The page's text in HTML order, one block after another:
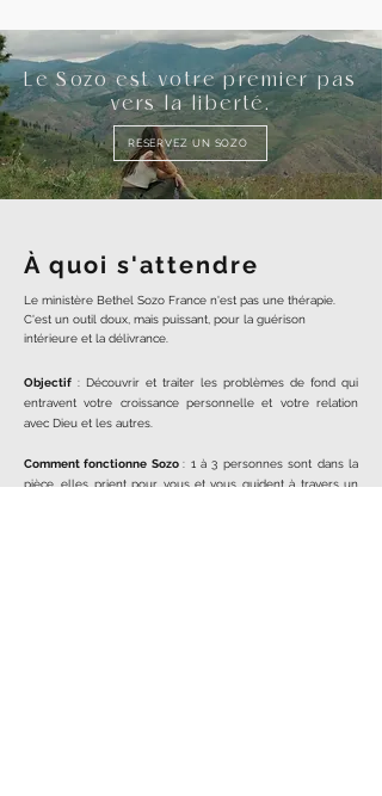
Le Sozo est votre premier pas
vers la liberté.
RESERVEZ UN SOZO
À quoi s'attendre
Le ministère Bethel Sozo France n'est pas une thérapie.
C'est un outil doux, mais puissant, pour la guérison
intérieure et la délivrance.
Objectif : Découvrir et traiter les problèmes de fond qui
entravent votre croissance personnelle et votre relation
avec Dieu et les autres.
Comment fonctionne Sozo: 1 à 3 personnes sont dans la
pièce, elles prient pour vous et vous guident à travers un